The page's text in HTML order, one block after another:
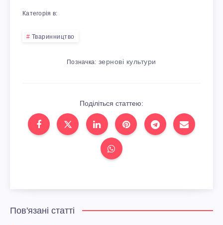
Категорія в:
Тваринництво
Позначка: зернові культури
Поділіться статтею:
Пов'язані статті